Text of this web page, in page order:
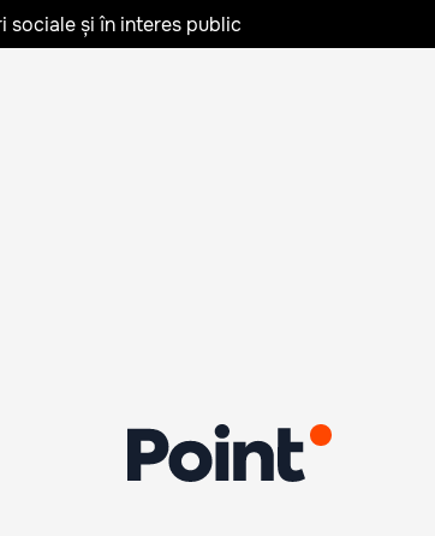
sociale și în interes public